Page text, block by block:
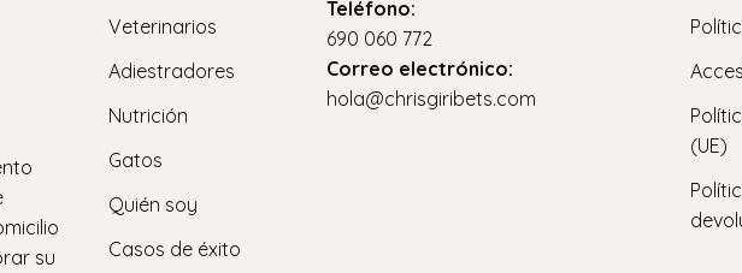
su
Veterinarios
Adiestradores
Nutrición
Gatos
Quién soy
Casos de éxito
Teléfono:
690 060 772
Correo electrónico:
hola@chrisgiribets.com
(UE)